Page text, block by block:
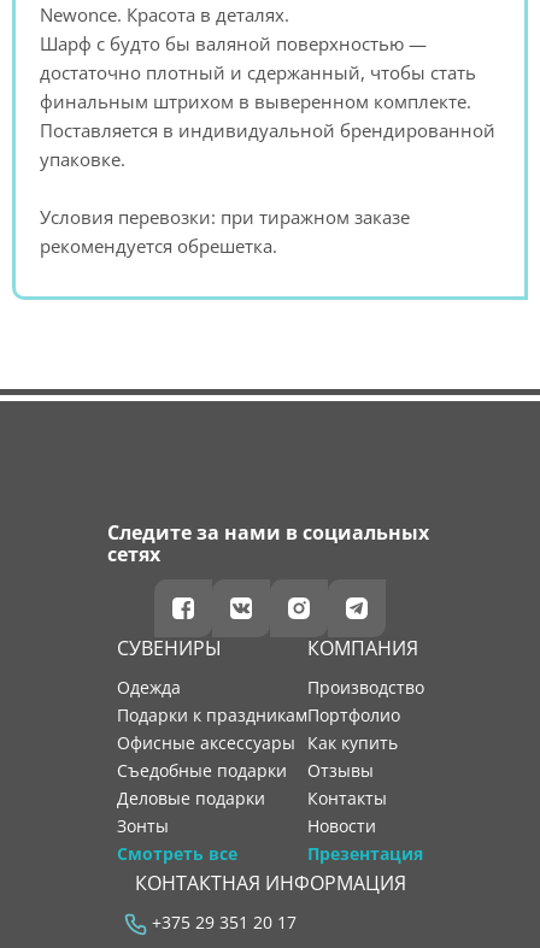
Newonce. Красота в деталях.
Шарф с будто бы валяной поверхностью —
достаточно плотный и сдержанный, чтобы стать
финальным штрихом в выверенном комплекте.
Поставляется в индивидуальной брендированной
упаковке.
Условия перевозки: при тиражном заказе
рекомендуется обрешетка.
Следите за нами в социальных
сетях
СУВЕНИРЫ
Одежда
Подарки к праздникам
Офисные аксессуары
Съедобные подарки
Деловые подарки
Зонты
Смотреть все
КОМПАНИЯ
производство
портфолио
как купить
отзывы
контакты
новости
Презентация
КОНТАКТНАЯ ИНФОРМАЦИЯ
+375 29 351 20 17